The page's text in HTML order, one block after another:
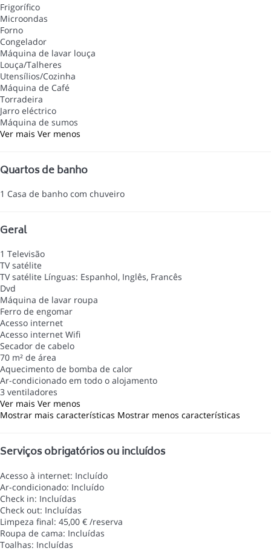
Frigorífico
Microondas
Forno
Congelador
Máquina de lavar louça
Louça/Talheres
Utensílios/Cozinha
Máquina de Café
Torradeira
Jarro eléctrico
Máquina de sumos
Ver mais Ver menos
Quartos de banho
1 Casa de banho com chuveiro
Geral
1 Televisão
TV satélite
TV satélite Línguas: Espanhol, Inglês, Francês
Dvd
Máquina de lavar roupa
Ferro de engomar
Acesso internet
Acesso internet Wifi
Secador de cabelo
70 m² de área
Aquecimento de bomba de calor
Ar-condicionado em todo o alojamento
3 ventiladores
Ver mais Ver menos
Mostrar mais características Mostrar menos características
Serviços obrigatórios ou incluídos
Acesso à internet: Incluído
Ar-condicionado: Incluído
Check in: Incluídas
Check out: Incluídas
Limpeza final: 45,00 € /reserva
Roupa de cama: Incluídas
Toalhas: Incluídas